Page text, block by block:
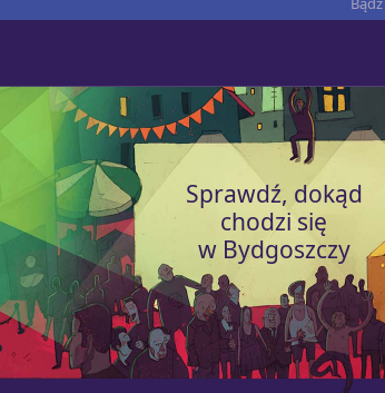
Sprawdź, dokąd
chodzi się
w Bydgoszczy